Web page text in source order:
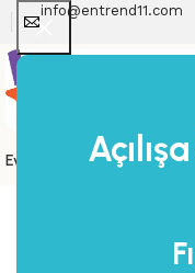
info@entrend11.com
Ev DekorasyonBanyo